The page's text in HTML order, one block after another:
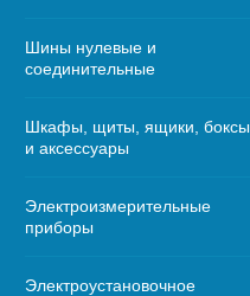
Шины нулевые и
соединительные
Шкафы, щиты, ящики, боксы
и аксессуары
Электроизмерительные
приборы
Электроустановочное